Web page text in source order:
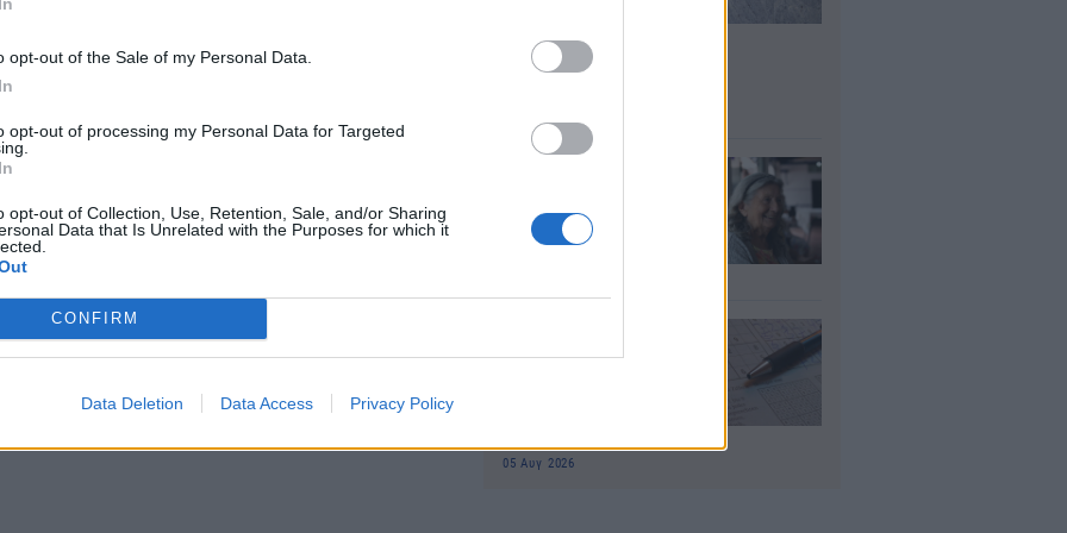
opt-out of the Sale of my Personal Data.
opt-out of processing my Personal Data for Targeted
opt-out of Collection, Use, Retention, Sale, and/or Sharing
Data that Is Unrelated with the Purposes for which it
CONFIRM
Data Deletion Data Access Privacy Policy
μετάβαση από το καθαρά real-estate
που απευθύνεται σε επιχειρηματίες,
τεχνολογίας που αναζητούν ταυτόχρονα
σε μια ταχέως αναπτυσσόμενη οικονομία.
ότι η ευρύτερη μεταμόρφωση της Ελλάδας
Μετά την ανάκτηση της επενδυτικής βαθμίδας
εκατομμυριούχων μόνο μέσα στο 2024, η
πιο ελκυστικούς ευρωπαϊκούς προορισμούς
φορείς του
Δημοσίου ζητούν
διπλάσιο ποσό τέλος
Αυγούστου
κόλπο για 27
05 Αυγ 2026